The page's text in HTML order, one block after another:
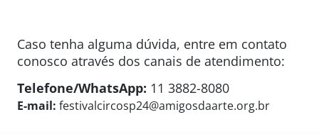
Caso tenha alguma dúvida, entre em contato
conosco através dos canais de atendimento:
Telefone/WhatsApp: 11 3882-8080
E-mail: festivalcircosp24@amigosdaarte.org.br